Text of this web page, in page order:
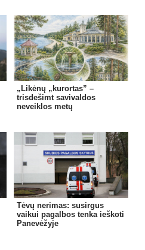
„Likėnų „kurortas” –
trisdešimt savivaldos
neveiklos metų
Tėvų nerimas: susirgus
vaikui pagalbos tenka ieškoti
Panevėžyje